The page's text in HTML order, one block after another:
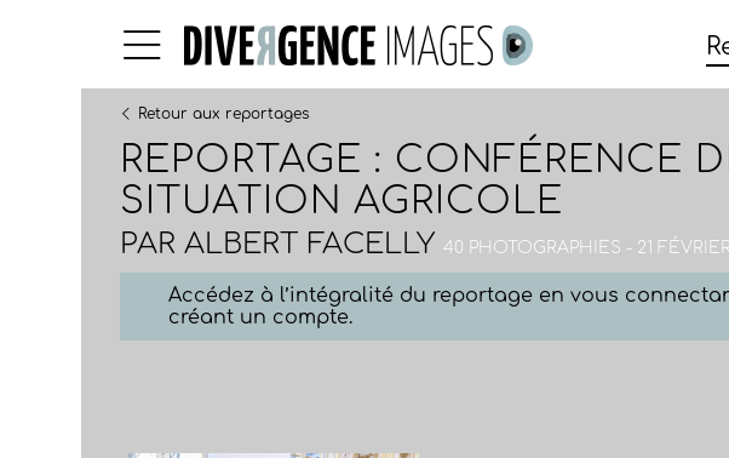
Retour aux reportages
REPORTAGE : CONFÉRENCE
SITUATION AGRICOLE
PARALBERT FACELLY 40 PHOTOGRAPHIES - 21
Accédez à l’intégralité du reportage en vous
créant un compte.